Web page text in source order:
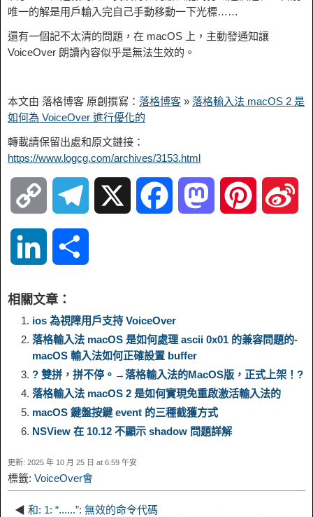
唯一的解是用戶輸入完自己手動移動一下光標……
還有一個記不太清的問題，在 macOS 上，主動發通知讓
VoiceOver 朗讀內容似乎是無法生效的。
本文由 落格博客 原創撰寫： 落格博客 » 落格輸入法 macOS 2 是
如何為 VoiceOver 進行優化的
轉載請保留出處和原文鏈接：
https://www.logcg.com/archives/3153.html
o
y
L
i
n
g
r
a
b
o
o
o
d
o
e
r e
n
k
e
d
I
a
r
e
相關文章：
ios 為視障用戶支持 VoiceOver
落格輸入法 macOS 是如何處理 ascii 0x01 的兼容問題的-
macOS 輸入法如何正確設置 buffer
? 雙拼，拼不停。→落格輸入法的MacOS版，正式上架！?
落格輸入法 macOS 2 是如何實現免重啟激活輸入法的
macOS 鍵盤按鍵 event 的三種截獲方式
NSView 在 10.12 不顯示 shadow 問題詳解
更新: 2025 年 10 月 25 日 at 6:59 午安
標籤: VoiceOver會
◀ 和: 1: “......”: 無效的命令代碼